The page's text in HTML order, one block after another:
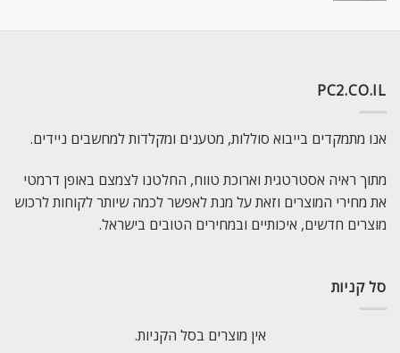
PC2.CO.IL
אנו מתמקדים בייבוא סוללות, מטענים ומקלדות למחשבים ניידים.
מתוך ראיה אסטרטגית וארוכת טווח, החלטנו לצמצם באופן דרמטי
את מחירי המוצרים וזאת על מנת לאפשר לכמה שיותר לקוחות לרכוש
מוצרים חדשים, איכותיים ובמחירים הטובים בישראל.
סל קניות
אין מוצרים בסל הקניות.